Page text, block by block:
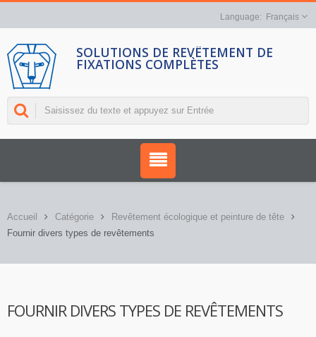
Français
SOLUTIONS DE REVÊTEMENT DE
FIXATIONS COMPLÈTES
Accueil Catégorie
Revêtement écologique et peinture de tête
Fournir divers types de revêtements
FOURNIR DIVERS TYPES DE REVÊTEMENTS